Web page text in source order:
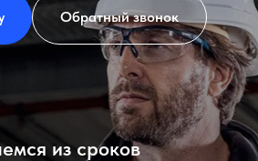
Обратный звонок
из сроков